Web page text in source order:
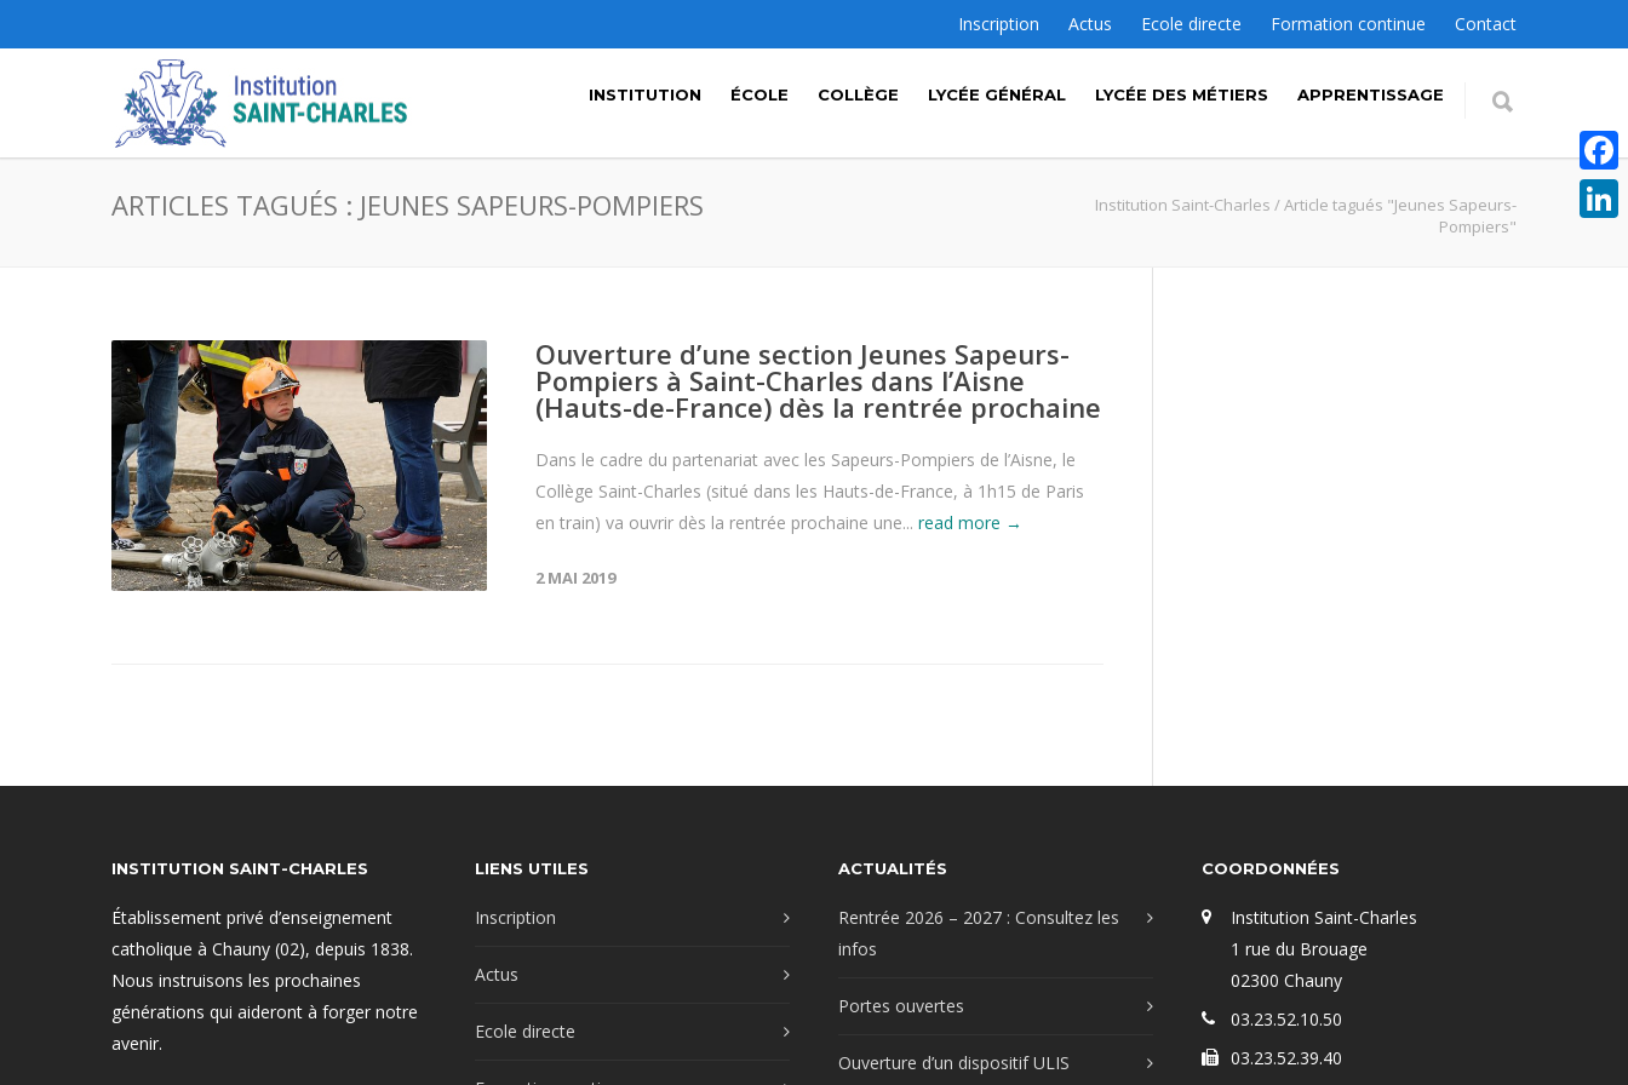
Inscription Actus Ecole directe Formation continue Contact
INSTITUTION ÉCOLE COLLÈGE LYCÉE GÉNÉRAL LYCÉE DES MÉTIERS APPRENTISSAGE
ARTICLES TAGUÉS : JEUNES SAPEURS-POMPIERS Institution Saint-Charles /Article tagués "Jeunes Sapeurs-
Pompiers"
Ouverture d’une section Jeunes Sapeurs-
Pompiers à Saint-Charles dans l’Aisne
(Hauts-de-France) dès la rentrée prochaine
Dans le cadre du partenariat avec les Sapeurs-Pompiers de l’Aisne, le
Collège Saint-Charles (situé dans les Hauts-de-France, à 1h15 de Paris
en train) va ouvrir dès la rentrée prochaine une... read more →
2 MAI 2019
INSTITUTION SAINT-CHARLES
Établissement privé d’enseignement
catholique à Chauny (02), depuis 1838.
Nous instruisons les prochaines
générations qui aideront à forger notre
avenir.
LIENS UTILES
Inscription
Actus
Ecole directe
ACTUALITÉS
Rentrée 2026 – 2027 : Consultez les
infos
Portes ouvertes
Ouverture d’un dispositif ULIS
COORDONNÉES
Institution Saint-Charles
1 rue du Brouage
02300 Chauny
03.23.52.10.50
03.23.52.39.40